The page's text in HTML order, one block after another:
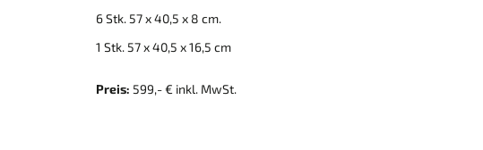
6 Stk. 57 x 40,5 x 8 cm.
1 Stk. 57 x 40,5 x 16,5 cm
Preis: 599,- € inkl. MwSt.